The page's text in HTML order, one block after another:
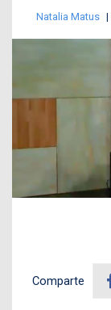
Natalia Matus
Comparte